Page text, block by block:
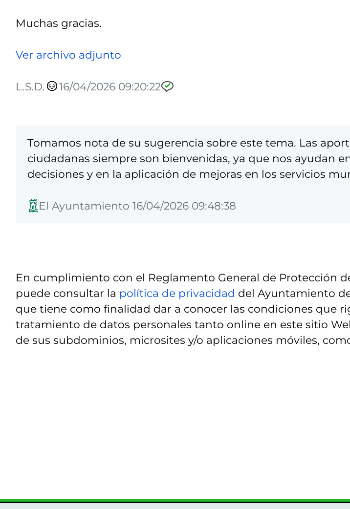
Muchas gracias.
Ver archivo adjunto
L.S.D. 16/04/2026 09:20:22
Tomamos nota de su sugerencia sobre este tema. Las
ciudadanas siempre son bienvenidas, ya que nos ayudan
decisiones y en la aplicación de mejoras en los servicios
El Ayuntamiento 16/04/2026 09:48:38
En cumplimiento con el Reglamento General de Protección
puede consultar la política de privacidad del Ayuntamiento
que tiene como finalidad dar a conocer las condiciones que
tratamiento de datos personales tanto online en este sitio
de sus subdominios, microsites y/o aplicaciones móviles,